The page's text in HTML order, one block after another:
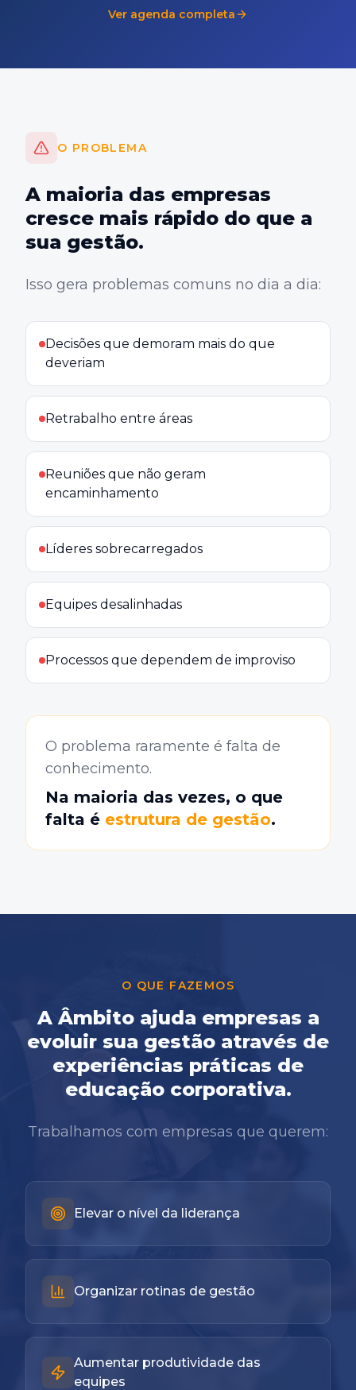
Ver agenda completa
O PROBLEMA
A maioria das empresas
cresce mais rápido do que a
sua gestão.
Isso gera problemas comuns no dia a dia:
Decisões que demoram mais do que
deveriam
Retrabalho entre áreas
Reuniões que não geram
encaminhamento
Líderes sobrecarregados
Equipes desalinhadas
Processos que dependem de improviso
O problema raramente é falta de
conhecimento.
Na maioria das vezes, o que
falta é estrutura de gestão.
O QUE FAZEMOS
A Âmbito ajuda empresas a
evoluir sua gestão através de
experiências práticas de
educação corporativa.
Trabalhamos com empresas que querem:
Elevar o nível da liderança
Organizar rotinas de gestão
Aumentar produtividade das
equipes